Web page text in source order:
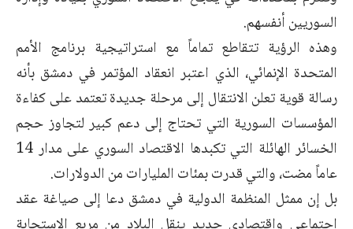
السوريين أنفسهم.
وهذه الرؤية تتقاطع تماماً مع استراتيجية برنامج الأمم
المتحدة الإنمائي، الذي اعتبر انعقاد المؤتمر في دمشق بأنه
رسالة قوية تعلن الانتقال إلى مرحلة جديدة تعتمد على كفاءة
المؤسسات السورية التي تحتاج إلى دعم كبير لتجاوز حجم
الخسائر الهائلة التي تكبدها الاقتصاد السوري على مدار 14
عاماً مضت، والتي قدرت بمئات المليارات من الدولارات.
بل إن ممثل المنظمة الدولية في دمشق دعا إلى صياغة عقد